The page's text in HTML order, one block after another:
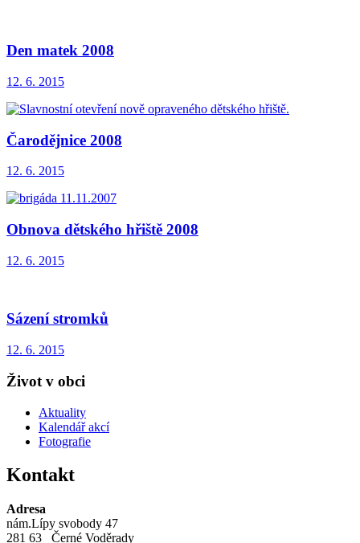
Den matek 2008
12. 6. 2015
Čarodějnice 2008
12. 6. 2015
Obnova dětského hřiště 2008
12. 6. 2015
Sázení stromků
12. 6. 2015
Život v obci
Aktuality
Kalendář akcí
Fotografie
Kontakt
Adresa
nám.Lípy svobody 47
281 63 Černé Voděrady